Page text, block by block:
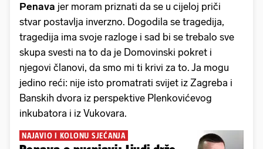
Penava jer moram priznati da se u cijeloj priči
stvar postavlja inverzno. Dogodila se tragedija,
tragedija ima svoje razloge i sad bi se trebalo sve
skupa svesti na to da je Domovinski pokret i
njegovi članovi, da smo mi ti krivi za to. Ja mogu
jedino reći: nije isto promatrati svijet iz Zagreba i
Banskih dvora iz perspektive Plenkovićevog
inkubatora i iz Vukovara.
NAJAVIO I KOLONU SJEĆANJA